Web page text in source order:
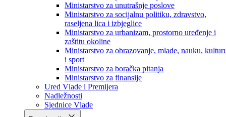
Ministarstva
Ministarstvo za privredu
Ministarstvo za pravosuđe, upravu i radne odnose
Ministarstvo za unutrašnje poslove
Ministarstvo za socijalnu politiku, zdravstvo,
raseljena lica i izbjeglice
Ministarstvo za urbanizam, prostorno uređenje i
zaštitu okoline
Ministarstvo za obrazovanje, mlade, nauku,
i sport
Ministarstvo za boračka pitanja
Ministarstvo za finansije
Ured Vlade i Premijera